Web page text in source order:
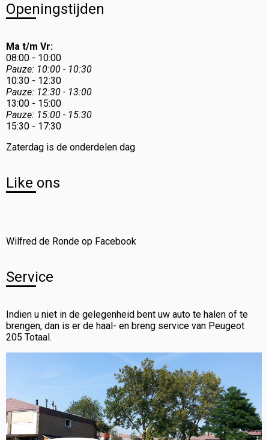
Openingstijden
Ma t/m Vr:
08:00 - 10:00
Pauze: 10:00 - 10:30
10:30 - 12:30
Pauze: 12:30 - 13:00
13:00 - 15:00
Pauze: 15:00 - 15:30
15:30 - 17:30
Zaterdag is de onderdelen dag
Like ons
Wilfred de Ronde op Facebook
Service
Indien u niet in de gelegenheid bent uw auto te halen of te
brengen, dan is er de haal- en breng service van Peugeot
205 Totaal.